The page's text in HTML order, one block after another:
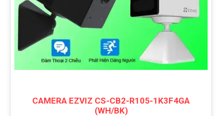
CAMERA EZVIZ CS-CB2-R105-1K3F4GA
(WH/BK)